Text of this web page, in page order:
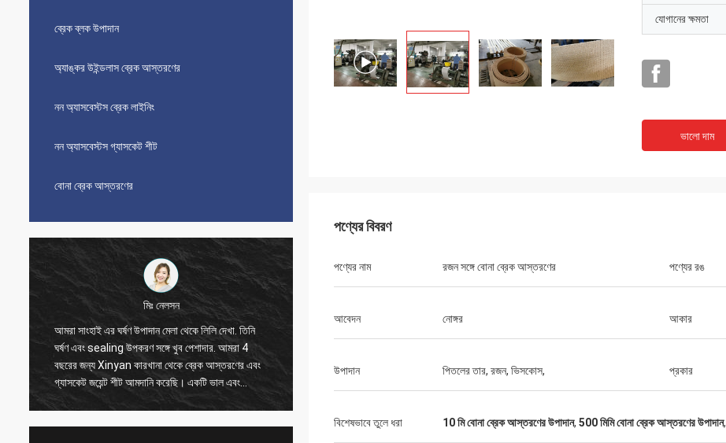
ব্রেক ব্লক উপাদান
অ্যাঙ্কর উইন্ডলাস ব্রেক আস্তরণের
নন অ্যাসবেস্টস ব্রেক লাইনিং
নন অ্যাসবেস্টস গ্যাসকেট শীট
বোনা ব্রেক আস্তরণের
মিঃ নেলসন
আমরা সাংহাই এর ঘর্ষণ উপাদান মেলা থেকে লিলি দেখা. তিনি
ঘর্ষণ এবং sealing উপকরণ সঙ্গে খুব পেশাদার. আমরা 4
বছরের জন্য Xinyan কারখানা থেকে ব্রেক আস্তরণের এবং
গ্যাসকেট জয়েন্ট শীট আমদানি করেছি। একটি ভাল এবং
আনন্দদায়ক সহযোগিতা সব সময়. অত্যন্ত সৎ সরবরাহকারী,
সময় ভাল এবং বলা যেতে পারে "সর্বোত্তম খরচ কর্মক্ষমতা"।
যোগানের ক্ষমতা
ভালো দাম
পণ্যের বিবরণ
পণ্যের নাম রজন সঙ্গে বোনা ব্রেক আস্তরণের পণ্যের রঙ
আবেদন নোঙ্গর আকার
উপাদান পিতলের তার, রজন, ভিসকোস, প্রকার
বিশেষভাবে তুলে ধরা 10 মি বোনা ব্রেক আস্তরণের উপাদান, 500 মিমি বোনা ব্রেক আস্তরণের উপাদান,